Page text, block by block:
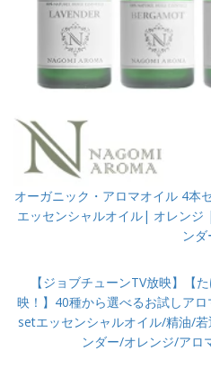
オーガニック・アロマオイル 4本
エッセンシャルオイル| オレン
ンダ
【ジョブチューンTV放映】【
映！】40種から選べるお試しア
setエッセンシャルオイル/精油/
ンダー/オレンジ/アロ